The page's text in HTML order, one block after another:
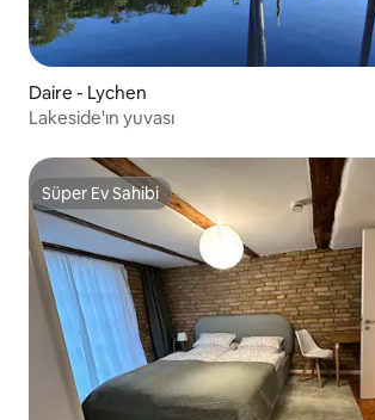
Daire - Lychen
Lakeside'ın yuvası
Süper Ev Sahibi
Süper Ev Sahibi